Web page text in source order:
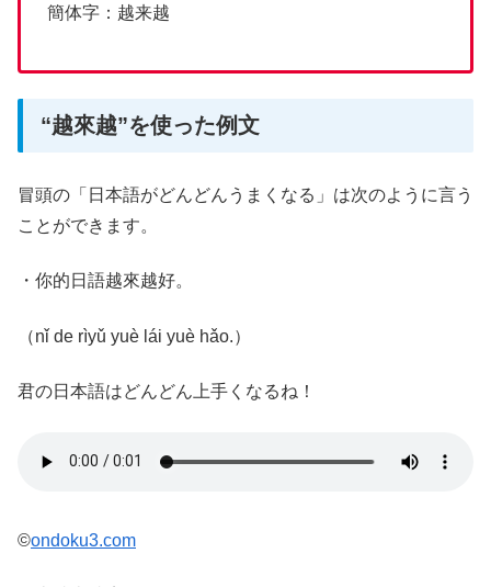
簡体字：越来越
“越來越”を使った例文
冒頭の「日本語がどんどんうまくなる」は次のように言う
ことができます。
・你的日語越來越好。
（nǐ de rìyǔ yuè lái yuè hǎo.）
君の日本語はどんどん上手くなるね！
©ondoku3.com